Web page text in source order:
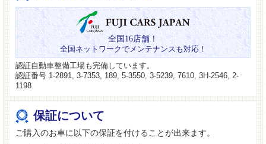
全国16店舗！
全国ネットワークでメンテナンスも対応！
認証自動車整備工場も完備しています。
認証番号 1-2891, 3-7353, 189, 5-3550, 3-5239, 7610, 3H-2546, 2-
1198
保証について
ご購入のお車に以下の保証を付けることが出来ます。